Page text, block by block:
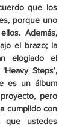
que los
porque uno
Además,
el brazo; la
elogiado el
Steps’,
es un álbum
pero
cumplido con
que ustedes